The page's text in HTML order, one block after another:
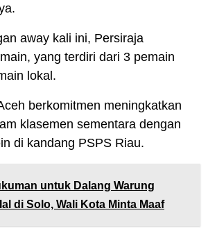
away kali ini, Persiraja
yang terdiri dari 3 pemain
lokal.
berkomitmen meningkatkan
klasemen sementara dengan
di kandang PSPS Riau.
untuk Dalang Warung
di Solo, Wali Kota Minta Maaf